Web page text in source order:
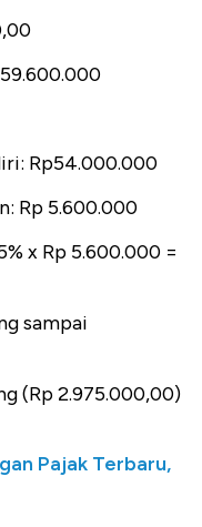
Rp54.000.000
Rp 5.600.000
x Rp 5.600.000 =
sampai
(Rp 2.975.000,00)
Pajak Terbaru,